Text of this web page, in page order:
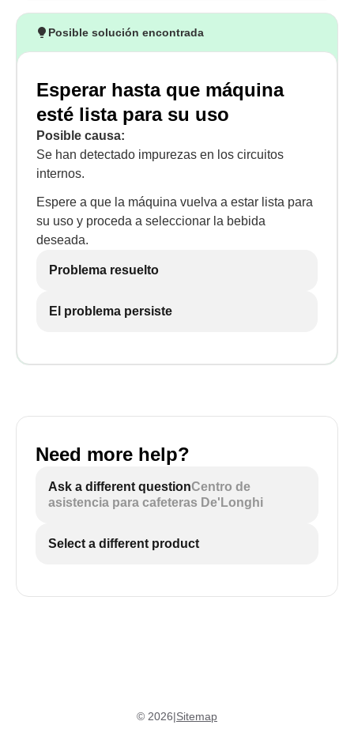
Posible solución encontrada
Esperar hasta que máquina
esté lista para su uso
Posible causa:
Se han detectado impurezas en los circuitos
internos.
Espere a que la máquina vuelva a estar lista para
su uso y proceda a seleccionar la bebida
deseada.
Problema resuelto
El problema persiste
Need more help?
Ask a different questionCentro de
asistencia para cafeteras De'Longhi
Select a different product
© 2026|Sitemap